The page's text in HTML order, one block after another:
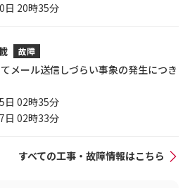
日 20時35分
故障
メール送信しづらい事象の発生につき
日 02時35分
日 02時33分
すべての工事・故障情報はこちら